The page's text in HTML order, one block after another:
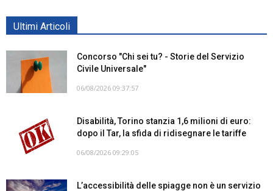
Ultimi Articoli
Concorso "Chi sei tu? - Storie del Servizio
Civile Universale"
06/08/2026 09:37:57
Disabilità, Torino stanzia 1,6 milioni di euro:
dopo il Tar, la sfida di ridisegnare le tariffe
06/08/2026 09:29:05
L’accessibilità delle spiagge non è un servizio